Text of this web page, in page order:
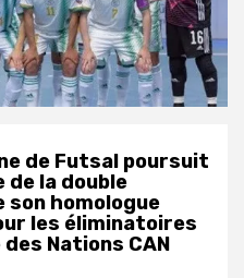
de Futsal poursuit
de la double
homologue
les éliminatoires
Nations CAN